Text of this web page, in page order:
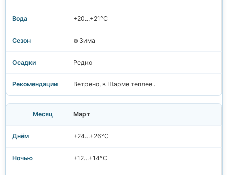
+20...+21°C
❄️ Зима
Редко
Ветрено, в Шарме теплее .
Март
+24...+26°C
+12...+14°C